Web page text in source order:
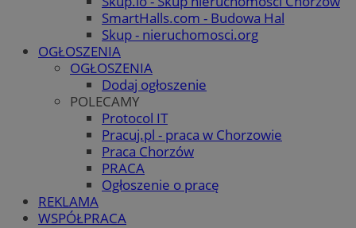
SmartHalls.com - Budowa Hal
Skup - nieruchomosci.org
OGŁOSZENIA
OGŁOSZENIA
Dodaj ogłoszenie
POLECAMY
Protocol IT
Pracuj.pl - praca w Chorzowie
Praca Chorzów
PRACA
Ogłoszenie o pracę
REKLAMA
WSPÓŁPRACA